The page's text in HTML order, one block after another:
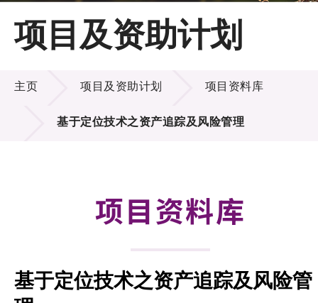
主页
关于LSCM
技术商品化
项目及资助计划
资助计划
项目及资助计划
项目及资助计划
主页 项目及资助计划 项目资料库
基于定位技术之资产追踪及风险管理
项目资料库
基于定位技术之资产追踪及风险管